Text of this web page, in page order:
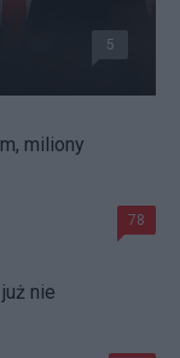
5
miliony
78
nie